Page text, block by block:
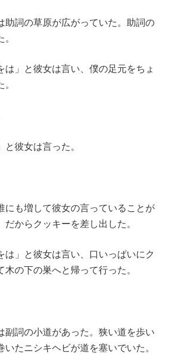
助詞の草原が広がっていた。助詞の
は」と彼女は言い、僕の足元をちょ
と彼女は言った。
にも増して彼女の言っていることが
からクッキーを差し出した。
は」と彼女は言い、口いっぱいにク
の下の巣へと帰って行った。
副詞の小道があった。狭い道を歩い
たニシキヘビが道を塞いでいた。